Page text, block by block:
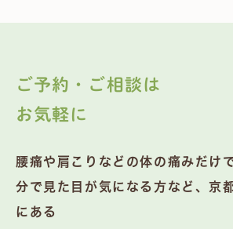
ご予約・ご相談は
お気軽に
腰痛や肩こりなどの体の痛みだけ
分で見た目が気になる方など、京
にある